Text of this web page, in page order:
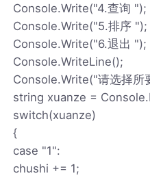
Console.Write("4.查询 ");
Console.Write("5.排序 ");
Console.Write("6.退出 ");
Console.WriteLine();
Console.Write("请选择所
string xuanze =
switch(xuanze)
{
case "1":
chushi += 1;